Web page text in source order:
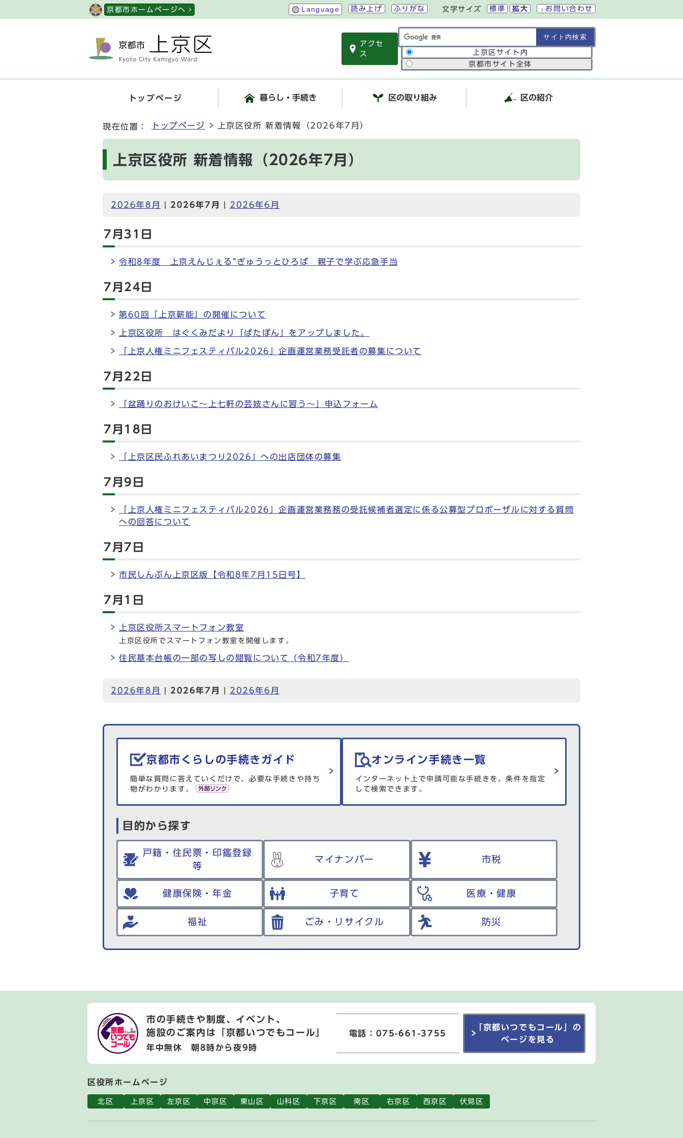
京都市ホームページへ Language 読み上げ ふりがな 文字サイズ 標準 拡大 お問い合わせ
アクセ
ス
サイト内検索の範囲
上京区サイト内
京都市サイト全体
トップページ 暮らし・手続き 区の取り組み 区の紹介
現在位置： トップページ 上京区役所 新着情報（2026年7月）
上京区役所 新着情報（2026年7月）
2026年8月 2026年7月 2026年6月
7月31日
令和8年度 上京えんじぇる”ぎゅうっとひろば 親子で学ぶ応急手当
7月24日
第60回「上京薪能」の開催について
上京区役所 はぐくみだより「ぱたぽん」をアップしました。
「上京人権ミニフェスティバル2026」企画運営業務受託者の募集について
7月22日
「盆踊りのおけいこ～上七軒の芸妓さんに習う～」申込フォーム
7月18日
「上京区民ふれあいまつり2026」への出店団体の募集
7月9日
「上京人権ミニフェスティバル2026」企画運営業務務の受託候補者選定に係る公募型プロポーザルに対する質問
への回答について
7月7日
市民しんぶん上京区版【令和8年7月15日号】
7月1日
上京区役所スマートフォン教室
上京区役所でスマートフォン教室を開催します。
住民基本台帳の一部の写しの閲覧について（令和7年度）
2026年8月 2026年7月 2026年6月
生活情報を探す
京都市くらしの手続きガイド
簡単な質問に答えていくだけで、必要な手続きや持ち
物がわかります。
オンライン手続き一覧
インターネット上で申請可能な手続きを、条件を指定
して検索できます。
目的から探す
戸籍・住民票・印鑑登録
等
マイナンバー 市税
健康保険・年金 子育て 医療・健康
福祉 ごみ・リサイクル 防災
市の手続きや制度、イベント、
施設のご案内は
「京都いつでもコール」
年中無休 朝8時から夜9時
電話：075-661-3755
「京都いつでもコール」の
ページを見る
区役所ホームページ
北区 上京区 左京区 中京区 東山区 山科区 下京区 南区 右京区 西京区 伏見区